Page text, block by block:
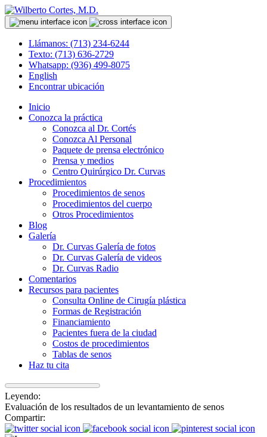
Llámanos: (713) 234-6244
Texto: (713) 636-2729
Whatsapp: (936) 499-8075
English
Encontrar ubicación
Inicio
Conozca la práctica
Conozca al Dr. Cortés
Conozca Al Personal
Paquete de prensa electrónico
Prensa y medios
Centro Quirúrgico Dr. Curvas
Procedimientos
Procedimientos de senos
Procedimientos del cuerpo
Otros Procedimientos
Blog
Galería
Dr. Curvas Galería de fotos
Dr. Curvas Galería de videos
Dr. Curvas Radio
Comentarios
Recursos para pacientes
Consulta Online de Cirugía plástica
Formas de Registración
Financiamiento
Pacientes fuera de la ciudad
Costos de procedimientos
Tablas de senos
Haz tu cita
Leyendo:
Evaluación de los resultados de un levantamiento de senos
Compartir: